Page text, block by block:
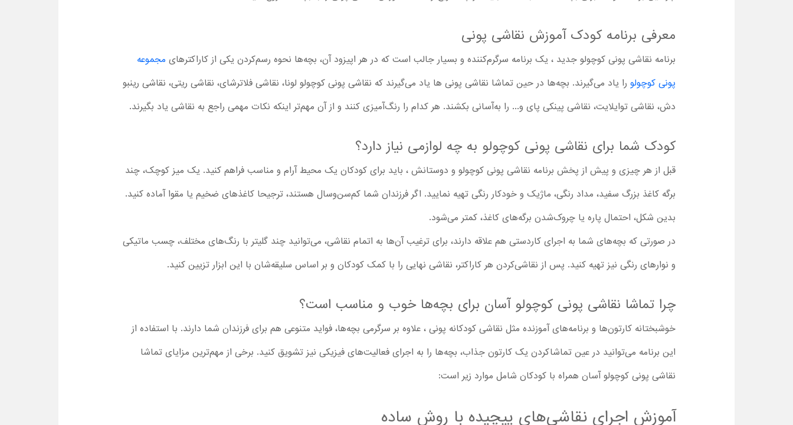
معرفی برنامه کودک آموزش نقاشی پونی
برنامه نقاشی پونی کوچولو جدید ، یک برنامه سرگرم‌کننده و بسیار جالب است که در هر اپیزود آن، بچه‌ها نحوه رسم‌کردن یکی از کاراکترهای مجموعه
پونی کوچولو را یاد می‌گیرند. بچه‌ها در حین تماشا نقاشی پونی ها یاد می‌گیرند که نقاشی پونی کوچولو لونا، نقاشی فلاترشای، نقاشی ریتی، نقاشی رینبو
دش، نقاشی توایلایت، نقاشی پینکی پای و... را به‌آسانی بکشند. هر کدام را رنگ‌آمیزی کنند و از آن مهم‌تر اینکه نکات مهمی راجع به نقاشی یاد بگیرند.
کودک شما برای نقاشی پونی کوچولو به چه لوازمی نیاز دارد؟
قبل از هر چیزی و پیش از پخش برنامه نقاشی پونی کوچولو و دوستانش ، باید برای کودکان یک محیط آرام و مناسب فراهم کنید. یک میز کوچک، چند
برگه کاغذ بزرگ سفید، مداد رنگی، ماژیک و خودکار رنگی تهیه نمایید. اگر فرزندان شما کم‌سن‌وسال هستند، ترجیحا کاغذهای ضخیم یا مقوا آماده کنید.
بدین شکل، احتمال پاره یا چروک‌شدن برگه‌های کاغذ، کمتر می‌شود.
در صورتی که بچه‌های شما به اجرای کاردستی هم علاقه دارند، برای ترغیب آن‌ها به اتمام نقاشی، می‌توانید چند گلیتر با رنگ‌های مختلف، چسب ماتیکی
و نوارهای رنگی نیز تهیه کنید. پس از نقاشی‌کردن هر کاراکتر، نقاشی نهایی را با کمک کودکان و بر اساس سلیقه‌شان با این ابزار تزیین کنید.
چرا تماشا نقاشی پونی کوچولو آسان برای بچه‌ها خوب و مناسب است؟
خوشبختانه کارتون‌ها و برنامه‌های آموزنده مثل نقاشی کودکانه پونی ، علاوه بر سرگرمی بچه‌ها، فواید متنوعی هم برای فرزندان شما دارند. با استفاده از
این برنامه می‌توانید در عین تماشاکردن یک کارتون جذاب، بچه‌ها را به اجرای فعالیت‌های فیزیکی نیز تشویق کنید. برخی از مهم‌ترین مزایای تماشا
نقاشی پونی کوچولو آسان همراه با کودکان شامل موارد زیر است:
آموزش اجرای نقاشی‌های پیچیده با روش ساده